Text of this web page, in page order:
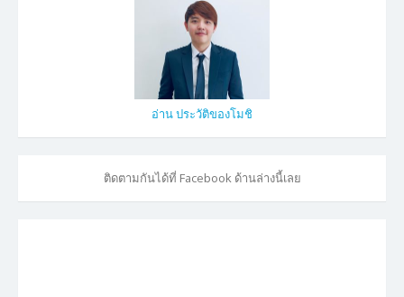
อ่าน ประวัติของโมชิ
ติดตามกันได้ที่ Facebook ด้านล่างนี้เลย